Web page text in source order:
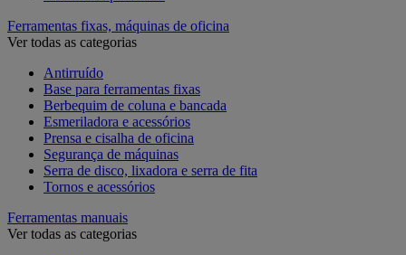
Ferramentas fixas, máquinas de oficina
Ver todas as categorias
Antirruído
Base para ferramentas fixas
Berbequim de coluna e bancada
Esmeriladora e acessórios
Prensa e cisalha de oficina
Segurança de máquinas
Serra de disco, lixadora e serra de fita
Tornos e acessórios
Ferramentas manuais
Ver todas as categorias